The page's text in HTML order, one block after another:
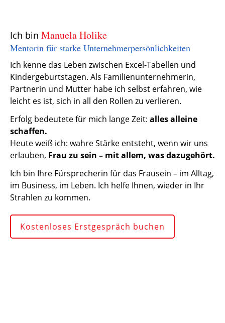
Ich bin Manuela Holike
Mentorin für starke Unternehmerpersönlichkeiten
Ich kenne das Leben zwischen Excel-Tabellen und
Kindergeburtstagen. Als Familienunternehmerin,
Partnerin und Mutter habe ich selbst erfahren, wie
leicht es ist, sich in all den Rollen zu verlieren.
Erfolg bedeutete für mich lange Zeit: alles alleine
schaffen.
Heute weiß ich: wahre Stärke entsteht, wenn wir uns
erlauben, Frau zu sein – mit allem, was dazugehört.
Ich bin Ihre Fürsprecherin für das Frausein – im Alltag,
im Business, im Leben. Ich helfe Ihnen, wieder in Ihr
Strahlen zu kommen.
Kostenloses Erstgespräch buchen